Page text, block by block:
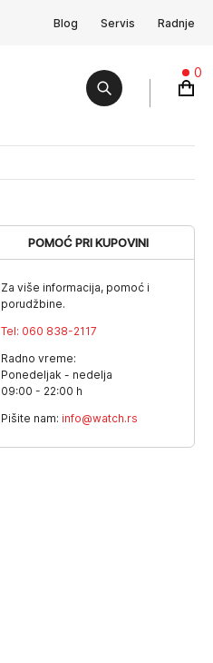
Blog Servis Radnje
0
POMOĆ PRI KUPOVINI
Za više informacija, pomoć i
porudžbine.
Tel: 060 838-2117
Radno vreme:
Ponedeljak - nedelja
09:00 - 22:00 h
Pišite nam: info@watch.rs